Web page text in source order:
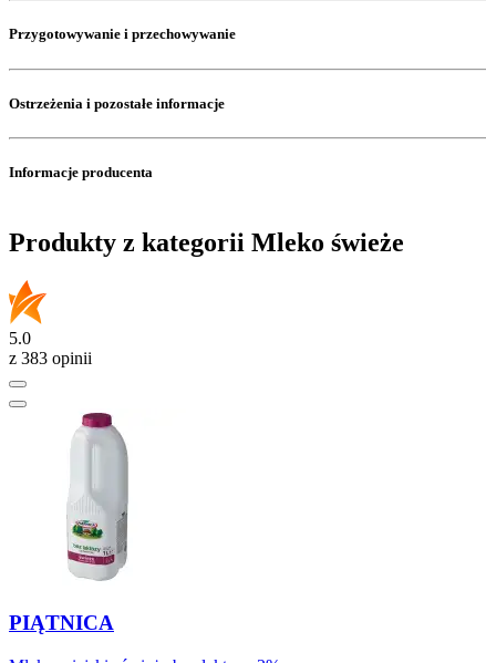
Przygotowywanie i przechowywanie
Ostrzeżenia i pozostałe informacje
Informacje producenta
Produkty z kategorii Mleko świeże
5.0
z 383 opinii
PIĄTNICA